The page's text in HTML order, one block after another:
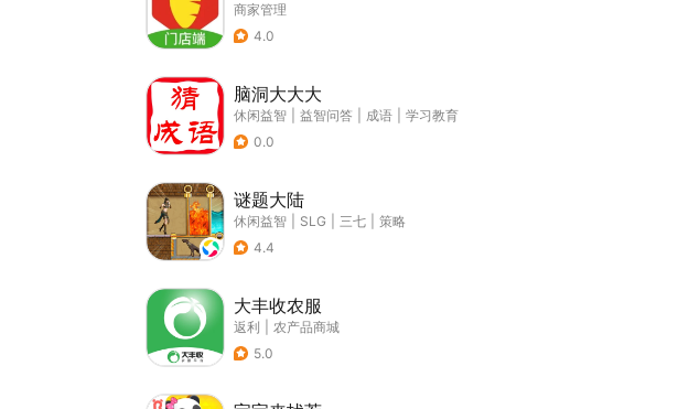
商家管理
4.0
脑洞大大大
休闲益智 益智问答 成语
学习教育
0.0
谜题大陆
休闲益智 SLG 三七
策略
4.4
大丰收农服
返利
农产品商城
5.0